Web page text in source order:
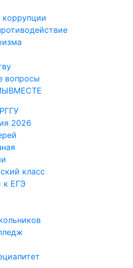
вопросы
2026
класс
к ЕГЭ